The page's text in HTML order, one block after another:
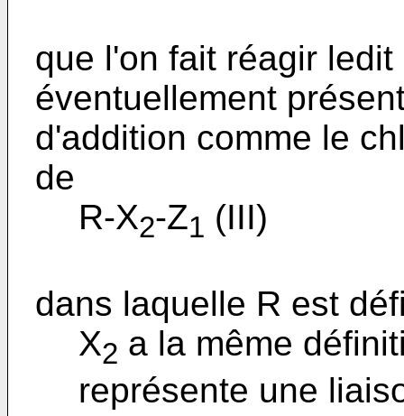
que l'on fait réagir
éventuellement
d'addition comme le
de
R-X2-Z1 (III)
dans laquelle R est
X2 a la même
représente une